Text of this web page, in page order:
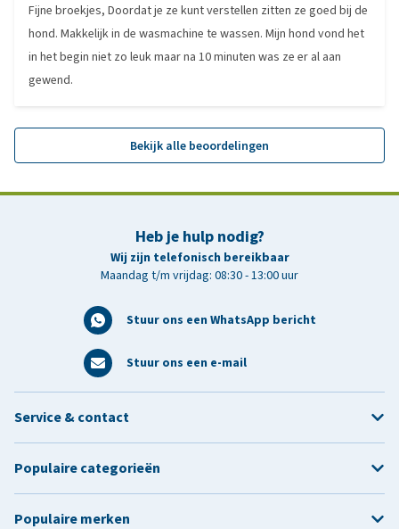
Fijne broekjes, Doordat je ze kunt verstellen zitten ze goed bij de
hond. Makkelijk in de wasmachine te wassen. Mijn hond vond het
in het begin niet zo leuk maar na 10 minuten was ze er al aan
gewend.
Bekijk alle beoordelingen
Heb je hulp nodig?
Wij zijn telefonisch bereikbaar
Maandag t/m vrijdag: 08:30 - 13:00 uur
Stuur ons een WhatsApp bericht
Stuur ons een e-mail
Service & contact
Populaire categorieën
Populaire merken